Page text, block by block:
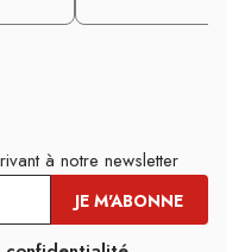
à notre newsletter